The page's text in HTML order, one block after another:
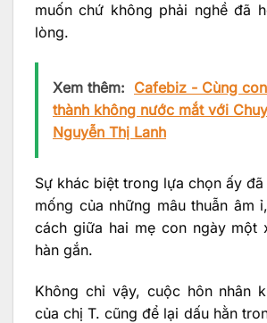
muốn chứ không phải nghề đã
lòng.
Xem thêm: Cafebiz - Cùng
thành không nước mắt với
Nguyễn Thị Lanh
Sự khác biệt trong lựa chọn ấy
mống của những mâu thuẫn âm
cách giữa hai mẹ con ngày một
hàn gắn.
Không chỉ vậy, cuộc hôn nhân
của chị T. cũng để lại dấu hằn